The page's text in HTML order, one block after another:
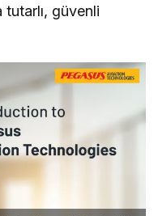
tutarlı, güvenli